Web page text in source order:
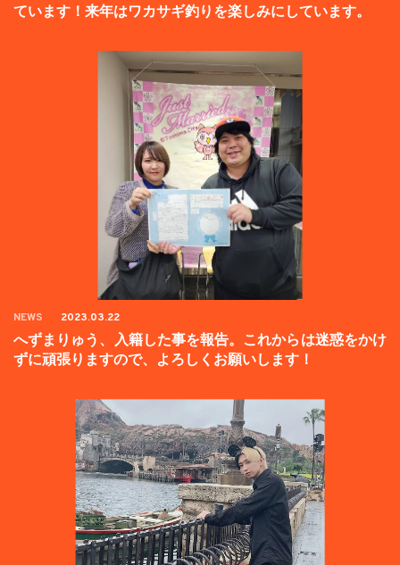
ています！来年はワカサギ釣りを楽しみにしています。
NEWS 2023.03.22
へずまりゅう、入籍した事を報告。これからは迷惑をかけ
ずに頑張りますので、よろしくお願いします！